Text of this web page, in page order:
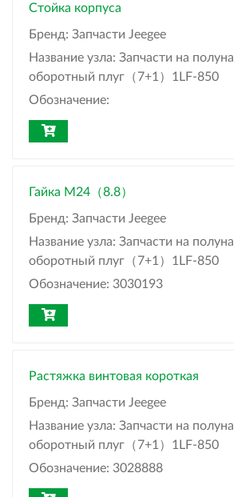
Стойка корпуса
Бренд: Запчасти Jeegee
Название узла: Запчасти на
оборотный плуг（7+1）1LF-850
Обозначение:
Гайка M24（8.8）
Бренд: Запчасти Jeegee
Название узла: Запчасти на
оборотный плуг（7+1）1LF-850
Обозначение: 3030193
Растяжка винтовая короткая
Бренд: Запчасти Jeegee
Название узла: Запчасти на
оборотный плуг（7+1）1LF-850
Обозначение: 3028888